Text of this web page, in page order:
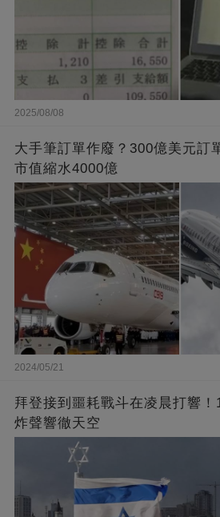
2025/08/08
大手筆訂單作廢？300億美元訂
市值縮水4000億
2024/05/21
拜登接到噩耗戰斗在凌晨打響
炸聲響徹天空